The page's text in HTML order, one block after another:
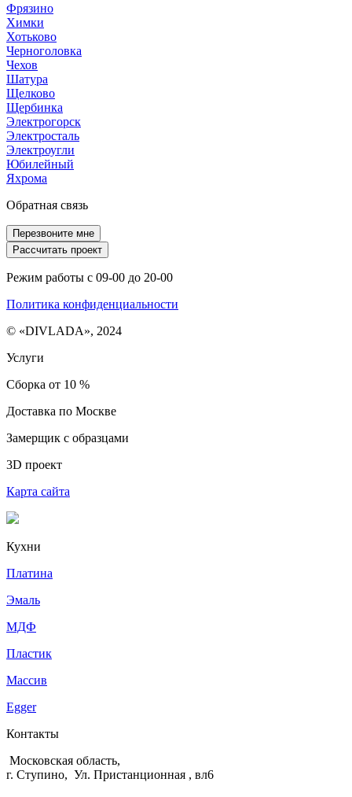
Фрязино
Химки
Хотьково
Черноголовка
Чехов
Шатура
Щелково
Щербинка
Электрогорск
Электросталь
Электроугли
Юбилейный
Яхрома
Обратная связь
Перезвоните мне
Рассчитать проект
Режим работы с 09-00 до 20-00
Политика конфиденциальности
© «DIVLADA», 2024
Услуги
Сборка от 10 %
Доставка по Москве
Замерщик с образцами
3D проект
Карта сайта
Кухни
Платина
Эмаль
МДФ
Пластик
Массив
Egger
Контакты
Московская область,
г. Ступино, Ул. Пристанционная , вл6